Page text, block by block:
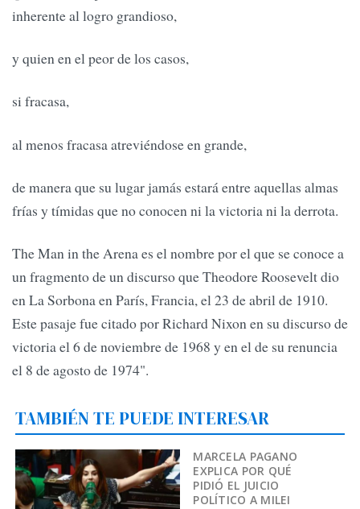
inherente al logro grandioso,
y quien en el peor de los casos,
si fracasa,
al menos fracasa atreviéndose en grande,
de manera que su lugar jamás estará entre aquellas almas
frías y tímidas que no conocen ni la victoria ni la derrota.
The Man in the Arena es el nombre por el que se conoce a
un fragmento de un discurso que Theodore Roosevelt dio
en La Sorbona en París, Francia, el 23 de abril de 1910.
Este pasaje fue citado por Richard Nixon en su discurso de
victoria el 6 de noviembre de 1968 y en el de su renuncia
el 8 de agosto de 1974".
TAMBIÉN TE PUEDE INTERESAR
MARCELA PAGANO
EXPLICA POR QUÉ
PIDIÓ EL JUICIO
POLÍTICO A MILEI